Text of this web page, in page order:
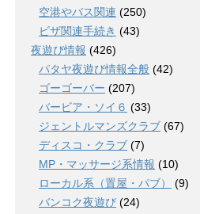
空港やバス関連 (250)
ビザ関連手続き (43)
夜遊び情報 (426)
パタヤ夜遊び情報全般 (42)
ゴーゴーバー (207)
バービア・ソイ６ (33)
ジェントルマンズクラブ (67)
ディスコ・クラブ (7)
MP・マッサージ系情報 (10)
ローカル系（置屋・パブ）
(9)
バンコク夜遊び (24)